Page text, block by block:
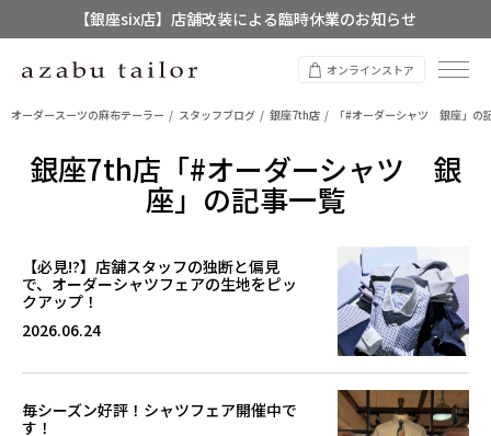
【銀座six店】店舗改装による臨時休業のお知らせ
【店舗限定】レディースオーダースーツ
オンラインストア
オーダースーツの麻布テーラー スタッフブログ 銀座7th店 「#オーダーシャツ 銀座」の
銀座7th店「#オーダーシャツ 銀
座」の記事一覧
【必見!?】店舗スタッフの独断と偏見
で、オーダーシャツフェアの生地をピッ
クアップ！
2026.06.24
毎シーズン好評！シャツフェア開催中で
す！